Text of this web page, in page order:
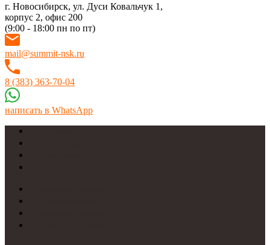
г. Новосибирск, ул. Дуси Ковальчук 1,
корпус 2, офис 200
(9:00 - 18:00 пн по пт)
mail@summit-nsk.ru
8 (383) 363-70-04
написать в WhatsApp